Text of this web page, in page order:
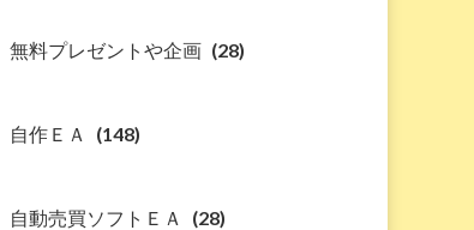
無料プレゼントや企画 (28)
自作ＥＡ (148)
自動売買ソフトＥＡ (28)